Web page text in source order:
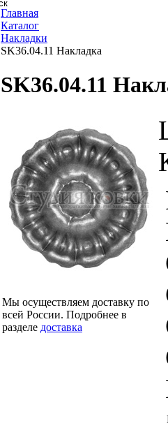
Главная
Каталог
Накладки
SK36.04.11 Накладка
SK36.04.11
Мы осуществляем доставку по
всей России. Подробнее в
разделе доставка